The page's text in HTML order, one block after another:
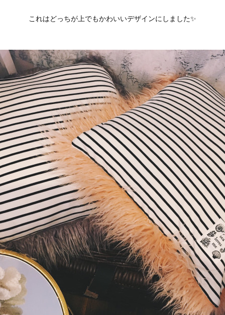
これはどっちが上でもかわいいデザインにしました✨